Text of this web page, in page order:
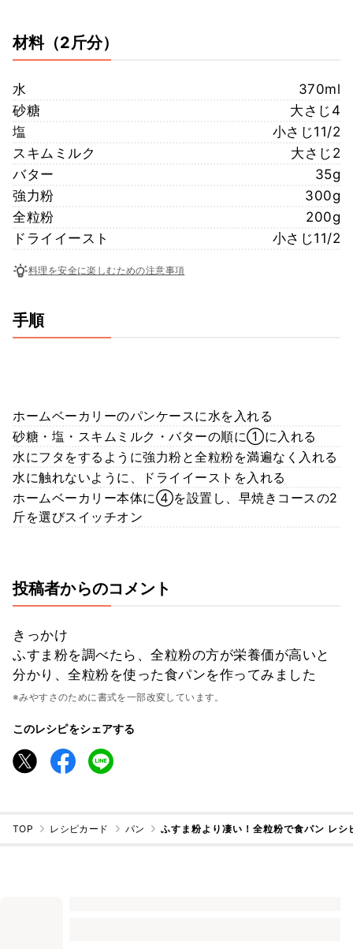
材料（2斤分）
水
370ml
砂糖
大さじ4
塩
小さじ11/2
スキムミルク
大さじ2
バター
35g
強力粉
300g
全粒粉
200g
ドライイースト
小さじ11/2
料理を安全に楽しむための注意事項
手順
ホームベーカリーのパンケースに水を入れる
砂糖・塩・スキムミルク・バターの順に①に入れる
水にフタをするように強力粉と全粒粉を満遍なく入れる
水に触れないように、ドライイーストを入れる
ホームベーカリー本体に④を設置し、早焼きコースの2
斤を選びスイッチオン
投稿者からのコメント
きっかけ
ふすま粉を調べたら、全粒粉の方が栄養価が高いと
分かり、全粒粉を使った食パンを作ってみました
※みやすさのために書式を一部改変しています。
このレシピをシェアする
TOP レシピカード パン ふすま粉より凄い！全粒粉で食パン レシ